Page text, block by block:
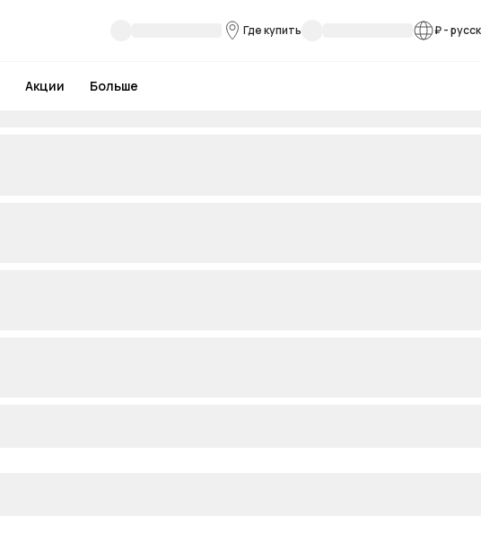
Где купить ₽-
Акции Больше